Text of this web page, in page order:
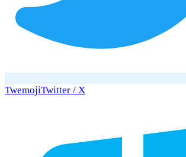
TwemojiTwitter / X